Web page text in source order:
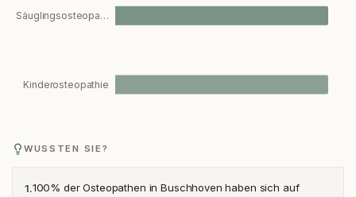
Säuglingsosteopa…
Kinderosteopathie
WUSSTEN SIE?
1.100% der Osteopathen in Buschhoven haben sich auf